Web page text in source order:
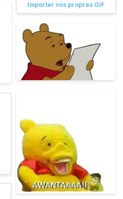
Importer vos propres GIF